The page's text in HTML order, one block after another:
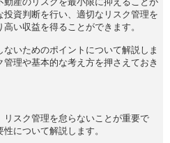
資判断を行い、適切なリスク管理を
い収益を得ることができます。
いためのポイントについて解説しま
理や基本的な考え方を押さえておき
スク管理を怠らないことが重要で
について解説します。